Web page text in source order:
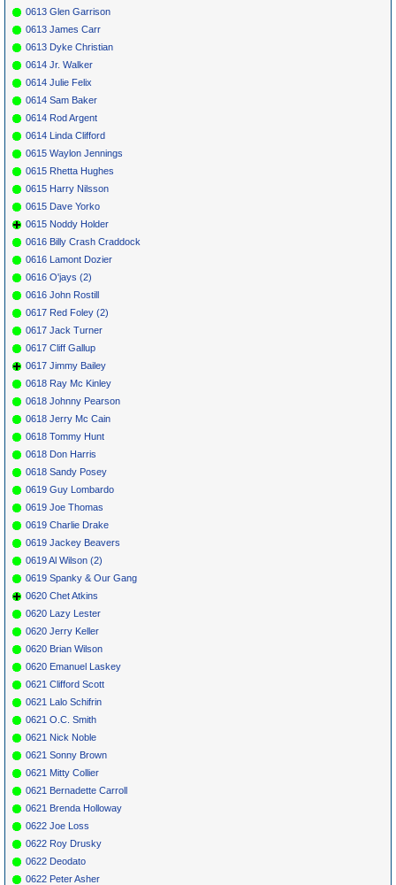
0613 Glen Garrison
0613 James Carr
0613 Dyke Christian
0614 Jr. Walker
0614 Julie Felix
0614 Sam Baker
0614 Rod Argent
0614 Linda Clifford
0615 Waylon Jennings
0615 Rhetta Hughes
0615 Harry Nilsson
0615 Dave Yorko
0615 Noddy Holder
0616 Billy Crash Craddock
0616 Lamont Dozier
0616 O'jays (2)
0616 John Rostill
0617 Red Foley (2)
0617 Jack Turner
0617 Cliff Gallup
0617 Jimmy Bailey
0618 Ray Mc Kinley
0618 Johnny Pearson
0618 Jerry Mc Cain
0618 Tommy Hunt
0618 Don Harris
0618 Sandy Posey
0619 Guy Lombardo
0619 Joe Thomas
0619 Charlie Drake
0619 Jackey Beavers
0619 Al Wilson (2)
0619 Spanky & Our Gang
0620 Chet Atkins
0620 Lazy Lester
0620 Jerry Keller
0620 Brian Wilson
0620 Emanuel Laskey
0621 Clifford Scott
0621 Lalo Schifrin
0621 O.C. Smith
0621 Nick Noble
0621 Sonny Brown
0621 Mitty Collier
0621 Bernadette Carroll
0621 Brenda Holloway
0622 Joe Loss
0622 Roy Drusky
0622 Deodato
0622 Peter Asher